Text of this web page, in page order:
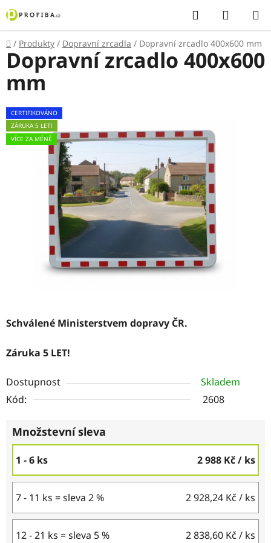
Přejít
na
obsah
Hledat
KOŠÍK
Domů
/ Produkty / Dopravní zrcadla / Dopravní zrcadlo 400x600 mm
Schválené Ministerstvem dopravy ČR.
Záruka 5 LET!
Dostupnost
Skladem
Kód:
2608
Množstevní sleva
1 - 6 ks 2 988 Kč/ ks
7 - 11 ks = sleva 2 % 2 928,24 Kč / ks
12 - 21 ks = sleva 5 % 2 838,60 Kč / ks
Dopravní zrcadlo 400x600
mm
CERTIFIKOVÁNO
ZÁRUKA 5 LET!
VÍCE ZA MÉNĚ